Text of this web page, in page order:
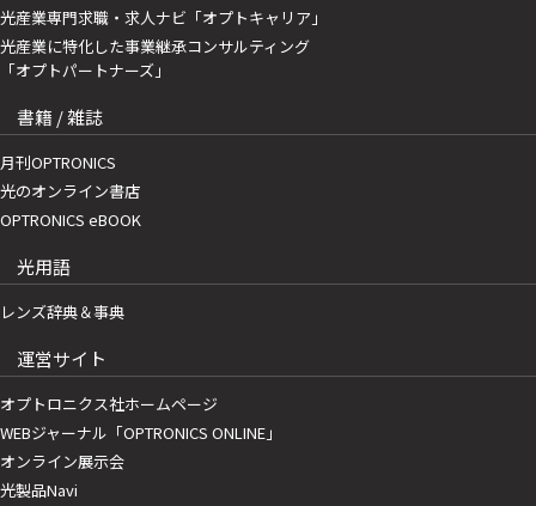
光産業専門求職・求人ナビ「オプトキャリア」
光産業に特化した事業継承コンサルティング
「オプトパートナーズ」
書籍 / 雑誌
月刊OPTRONICS
光のオンライン書店
OPTRONICS eBOOK
光用語
レンズ辞典＆事典
運営サイト
オプトロニクス社ホームページ
WEBジャーナル「OPTRONICS ONLINE」
オンライン展示会
光製品Navi